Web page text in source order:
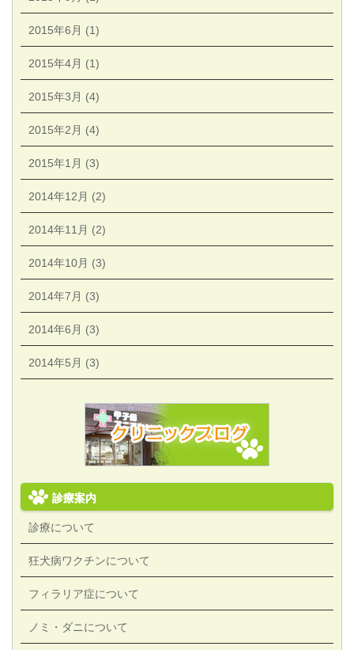
2015年6月 (1)
2015年4月 (1)
2015年3月 (4)
2015年2月 (4)
2015年1月 (3)
2014年12月 (2)
2014年11月 (2)
2014年10月 (3)
2014年7月 (3)
2014年6月 (3)
2014年5月 (3)
診療案内
診療について
狂犬病ワクチンについて
フィラリア症について
ノミ・ダニについて